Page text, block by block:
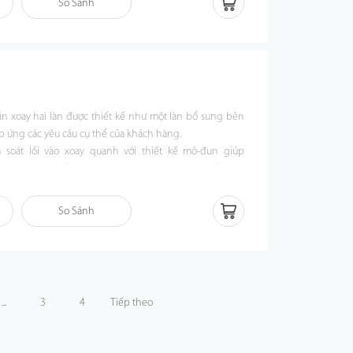
đặt và ống kính góc cực rộng, đảm bảo hiệu suất tối
thể. An ninh được tăng cường với các tính năng như
So Sánh
xoay hai làn được thiết kế như một làn bổ sung bên
ứng các yêu cầu cụ thể của khách hàng.
soát lối vào xoay quanh với thiết kế mô-đun giúp
trợ nhiều phương thức xác minh, bao gồm RFID, dấu
lòng bàn tay và nhận dạng khuôn mặt Visible Light.
So Sánh
... 3 4 Tiếp theo